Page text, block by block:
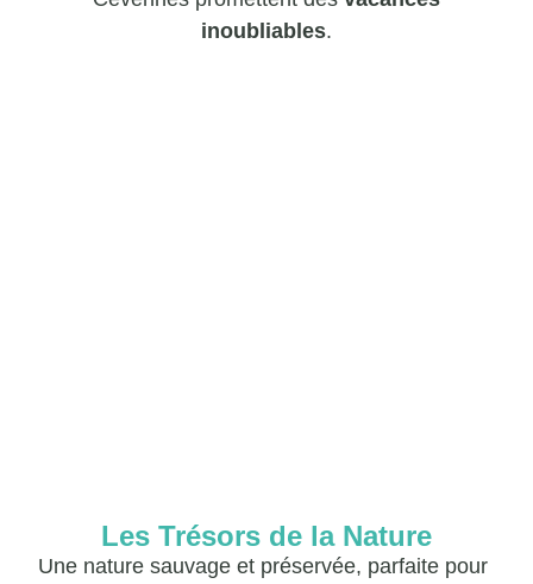
inoubliables.
Les Trésors de la Nature
Une nature sauvage et préservée, parfaite pour